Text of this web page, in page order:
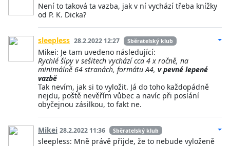
Není to taková ta vazba, jak v ní vychází třeba knížky
od P. K. Dicka?
sleepless 28.2.2022 12:27 Sběratelský klub
Mikei: Je tam uvedeno následující:
Rychlé šípy v sešitech vychází cca 4 x ročně, na
minimálně 64 stranách, formátu A4, v pevné lepené
vazbě
Tak nevím, jak si to vyložit. Já do toho každopádně
nejdu, poště nevěřím vůbec a navíc při poslání
obyčejnou zásilkou, to fakt ne.
Mikei 28.2.2022 11:36 Sběratelský klub
sleepless: Mně právě přijde, že to nebude vyloženě